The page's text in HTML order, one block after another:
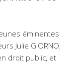
éminentes
Julie GIORNO,
droit public, et